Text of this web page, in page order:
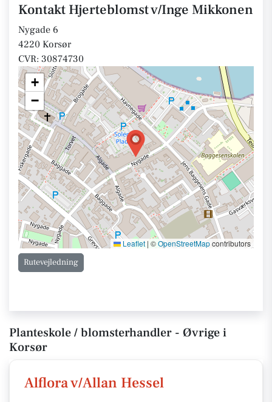
Kontakt Hjerteblomst v/Inge Mikkonen
Nygade 6
4220 Korsør
CVR: 30874730
+
−
Leaflet | ©OpenStreetMapcontributors
Rutevejledning
Planteskole / blomsterhandler - Øvrige i
Korsør
Alflora v/Allan Hessel